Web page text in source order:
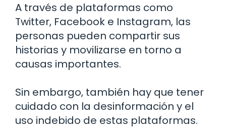
A través de plataformas como
Twitter, Facebook e Instagram, las
personas pueden compartir sus
historias y movilizarse en torno a
causas importantes.
Sin embargo, también hay que tener
cuidado con la desinformación y el
uso indebido de estas plataformas.